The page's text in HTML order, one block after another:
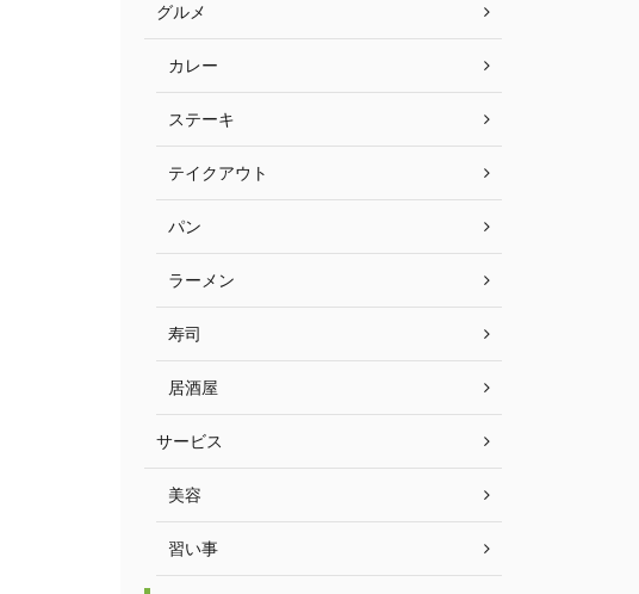
グルメ
カレー
ステーキ
テイクアウト
パン
ラーメン
寿司
居酒屋
サービス
美容
習い事